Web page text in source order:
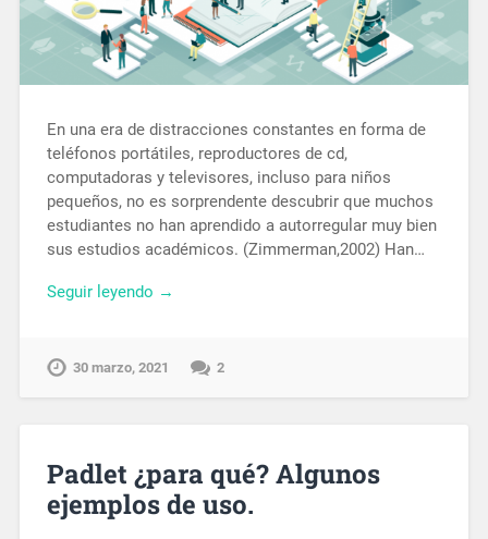
En una era de distracciones constantes en forma de
teléfonos portátiles, reproductores de cd,
computadoras y televisores, incluso para niños
pequeños, no es sorprendente descubrir que muchos
estudiantes no han aprendido a autorregular muy bien
sus estudios académicos. (Zimmerman,2002) Han…
Seguir leyendo →
30 marzo, 2021 2
Padlet ¿para qué? Algunos
ejemplos de uso.